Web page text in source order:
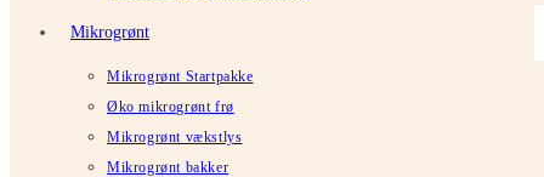
Mikrogrønt
Mikrogrønt Startpakke
Øko mikrogrønt frø
Mikrogrønt vækstlys
Mikrogrønt bakker